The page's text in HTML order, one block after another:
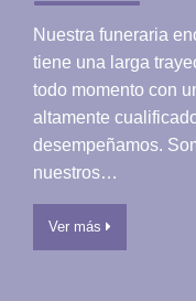
Nuestra funeraria
tiene una larga
todo momento con
altamente
desempeñamos.
nuestros…
Ver más